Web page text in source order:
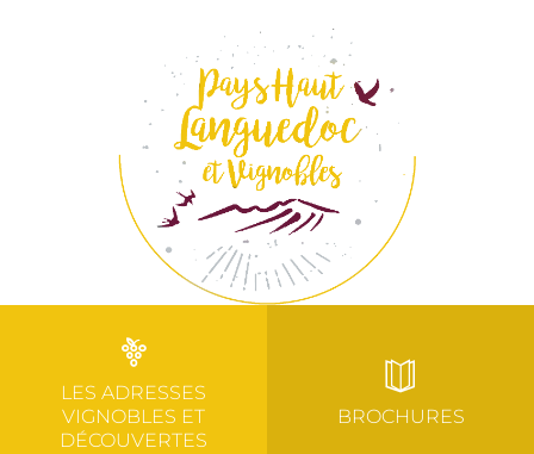
LES ADRESSES
VIGNOBLES ET
DÉCOUVERTES
BROCHURES